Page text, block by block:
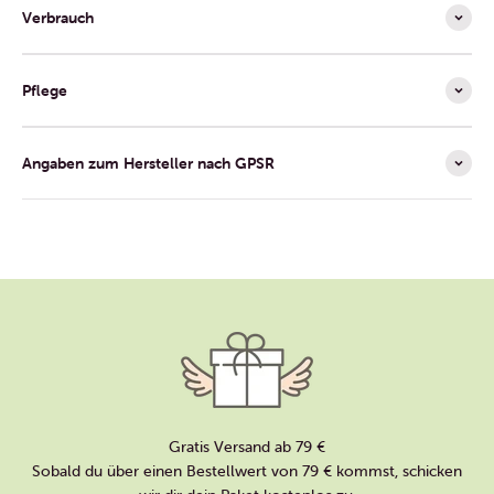
Verbrauch
Pflege
Angaben zum Hersteller nach GPSR
Gratis Versand ab 79 €
Sobald du über einen Bestellwert von 79 € kommst, schicken